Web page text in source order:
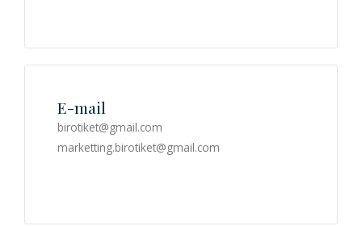
REGISTRASI
E-mail
birotiket@gmail.com
marketting.birotiket@gmail.com